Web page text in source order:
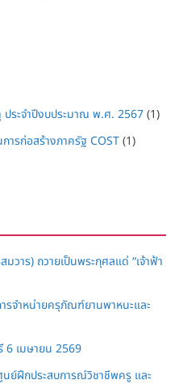
ประจำปีงบประมาณ พ.ศ. 2567(1)
การก่อสร้างภาครัฐ COST(1)
าร) ถวายเป็นพระกุศลแด่ “เจ้าฟ้า
รจำหน่ายครุภัณฑ์ยานพาหนะและ
6 เมษายน 2569
นย์ฝึกประสบการณ์วิชาชีพครู และ